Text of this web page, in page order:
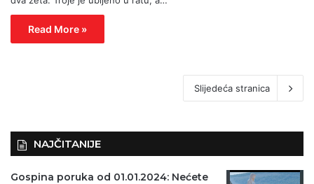
Read More »
Slijedeća stranica
NAJČITANIJE
Gospina poruka od 01.01.2024: Nećete